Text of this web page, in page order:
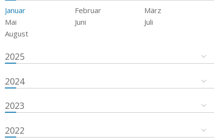
Januar Februar
März
Mai
Juni
Juli
August
2025
2024
2023
2022